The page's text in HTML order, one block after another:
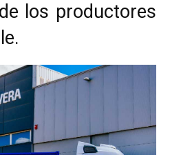
los productores